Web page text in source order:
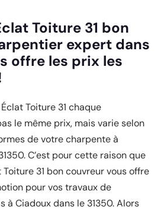
Toiture 31 bon
expert dans
offre les prix les
Toiture 31 chaque
le même prix, mais varie selon
de votre charpente à
C’est pour cette raison que
31 bon couvreur vous offre
pour vos travaux de
à Ciadoux dans le 31350. Alors